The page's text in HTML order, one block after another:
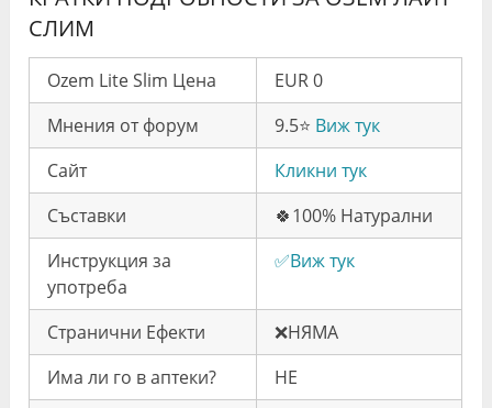
СЛИМ
Ozem Lite Slim Цена
EUR 0
Мнения от форум
9.5⭐️ Виж тук
Сайт
Кликни тук
Съставки
🍀100% Натурални
Инструкция за
употреба
✅Виж тук
Странични Ефекти
❌НЯМА
Има ли го в аптеки?
НЕ